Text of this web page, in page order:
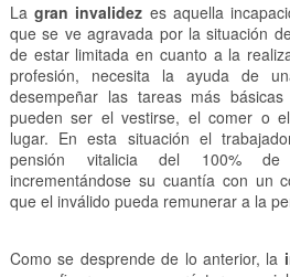
Lagran invalidez es aquella
que se ve agravada por la situación
de estar limitada en cuanto a la
profesión, necesita la ayuda de
desempeñar las tareas más
pueden ser el vestirse, el comer o
lugar. En esta situación el
pensión vitalicia del 100%
incrementándose su cuantía con un
que el inválido pueda remunerar a la
Como se desprende de lo anterior, la